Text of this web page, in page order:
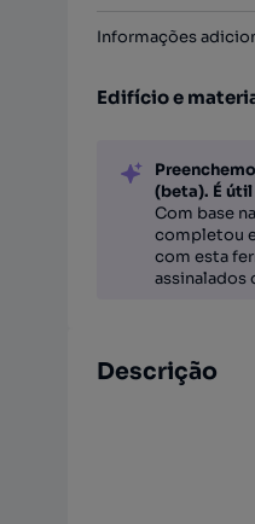
Informações
Edifício e
(beta). É útil
Com base
completou
com esta
assinalados
Descrição